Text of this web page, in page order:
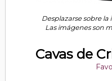
Desplazarse sobre
Las imágenes son
Cavas de